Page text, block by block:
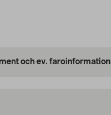
och ev. faroinformation